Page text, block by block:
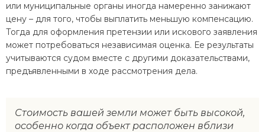
или муниципальные органы иногда намеренно занижают
цену – для того, чтобы выплатить меньшую компенсацию.
Тогда для оформления претензии или искового заявления
может потребоваться независимая оценка. Ее результаты
учитываются судом вместе с другими доказательствами,
предъявленными в ходе рассмотрения дела.
Стоимость вашей земли может быть высокой,
особенно когда объект расположен вблизи